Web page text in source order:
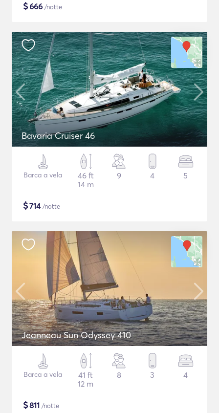
$666 /notte
Bavaria Cruiser 46
Barca a vela
46 ft
14 m
9 4 5
$714/notte
Jeanneau Sun Odyssey 410
Barca a vela
41 ft
12 m
8 3 4
$811 /notte